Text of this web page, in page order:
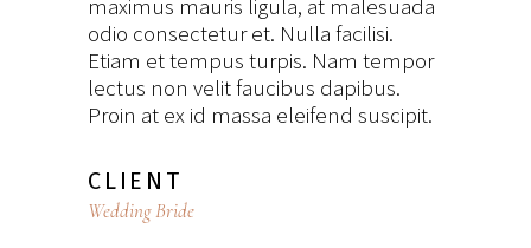
odio consectetur et. Nulla facilisi.
Etiam et tempus turpis. Nam tempor
lectus non velit faucibus dapibus.
Proin at ex id massa eleifend suscipit.
CLIENT
Wedding Bride